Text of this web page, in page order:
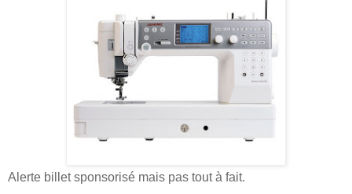
Alerte billet sponsorisé mais pas tout à fait.